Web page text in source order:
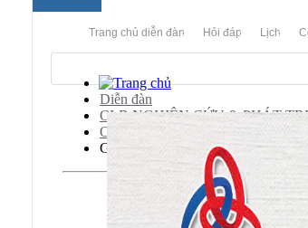
Trang chủ diễn đàn Hỏi đáp Lịch
Diễn đàn
CLB NGHIÊN CỨU & PHÁT
Old Archived Server
Gunbound Server